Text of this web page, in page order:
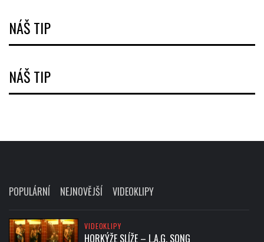
NÁŠ TIP
NÁŠ TIP
POPULÁRNÍ NEJNOVĚJŠÍ VIDEOKLIPY
VIDEOKLIPY
HORKÝŽE SLÍŽE – L.A.G. SONG